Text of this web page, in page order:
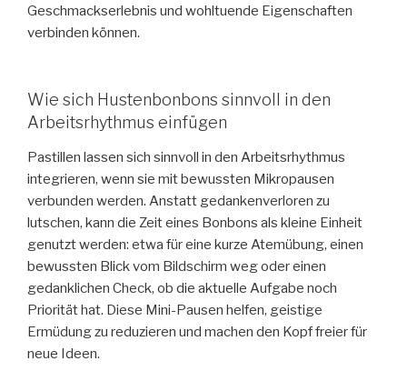
Geschmackserlebnis und wohltuende Eigenschaften
verbinden können.
Wie sich Hustenbonbons sinnvoll in den
Arbeitsrhythmus einfügen
Pastillen lassen sich sinnvoll in den Arbeitsrhythmus
integrieren, wenn sie mit bewussten Mikropausen
verbunden werden. Anstatt gedankenverloren zu
lutschen, kann die Zeit eines Bonbons als kleine Einheit
genutzt werden: etwa für eine kurze Atemübung, einen
bewussten Blick vom Bildschirm weg oder einen
gedanklichen Check, ob die aktuelle Aufgabe noch
Priorität hat. Diese Mini-Pausen helfen, geistige
Ermüdung zu reduzieren und machen den Kopf freier für
neue Ideen.